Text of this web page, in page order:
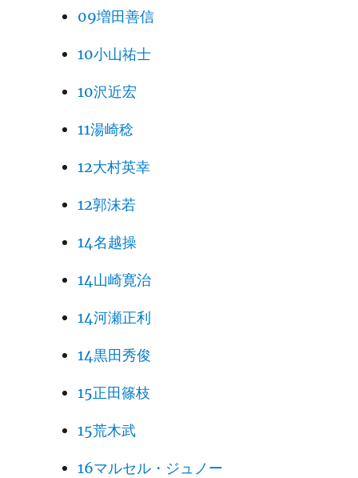
09増田善信
10小山祐士
10沢近宏
11湯崎稔
12大村英幸
12郭沫若
14名越操
14山崎寛治
14河瀬正利
14黒田秀俊
15正田篠枝
15荒木武
16マルセル・ジュノー